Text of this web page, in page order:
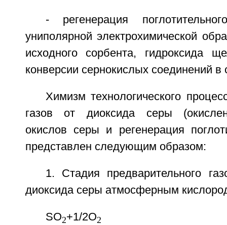
- регенерация
униполярной электрохимической
исходного сорбента, гидроксида
конверсии сернокислых соединений в
Химизм технологического
газов от диоксида серы
окислов серы и регенерация
представлен следующим образом:
1. Стадия предварительного
диоксида серы атмосферным
SO2+1/2O2